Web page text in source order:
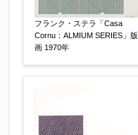
電話番号 【必須】
郵便番号 【必須】
フランク・ステラ「Casa
Cornu：ALMIUM SERIES」版
画 1970年